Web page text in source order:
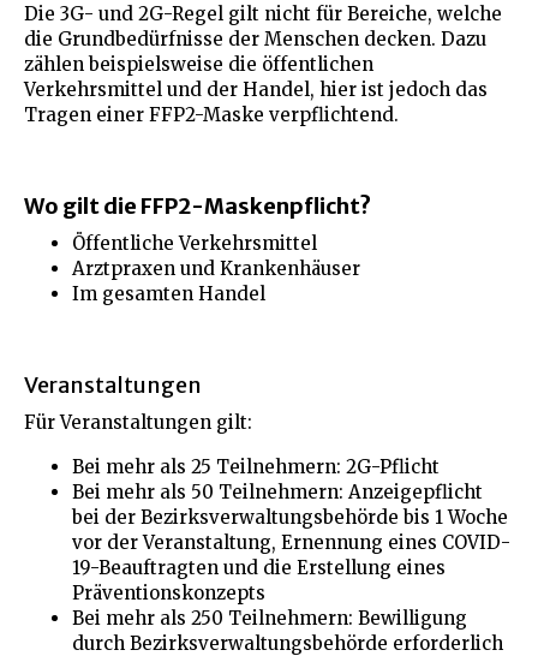
Die 3G- und 2G-Regel gilt nicht für Bereiche, welche
die Grundbedürfnisse der Menschen decken. Dazu
zählen beispielsweise die öffentlichen
Verkehrsmittel und der Handel, hier ist jedoch das
Tragen einer FFP2-Maske verpflichtend.
Wo gilt die FFP2-Maskenpflicht?
Öffentliche Verkehrsmittel
Arztpraxen und Krankenhäuser
Im gesamten Handel
Veranstaltungen
Für Veranstaltungen gilt:
Bei mehr als 25 Teilnehmern: 2G-Pflicht
Bei mehr als 50 Teilnehmern: Anzeigepflicht
bei der Bezirksverwaltungsbehörde bis 1 Woche
vor der Veranstaltung, Ernennung eines COVID-
19-Beauftragten und die Erstellung eines
Präventionskonzepts
Bei mehr als 250 Teilnehmern: Bewilligung
durch Bezirksverwaltungsbehörde erforderlich